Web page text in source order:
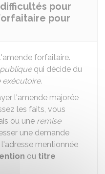
pour
pour
forfaitaire.
qui décide du
exécutoire.
l'amende majorée
les faits, vous
ou une remise
une demande
mentionnée
ou titre